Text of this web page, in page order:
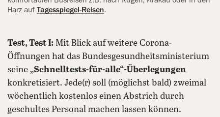
Harz auf Tagesspiegel-Reisen.
Test, Test I: Mit Blick auf weitere Corona-
Öffnungen hat das Bundesgesundheitsministerium
seine „Schnelltests-für-alle“-Überlegungen
konkretisiert. Jede(r) soll (möglichst bald) zweimal
wöchentlich kostenlos einen Abstrich durch
geschultes Personal machen lassen können.